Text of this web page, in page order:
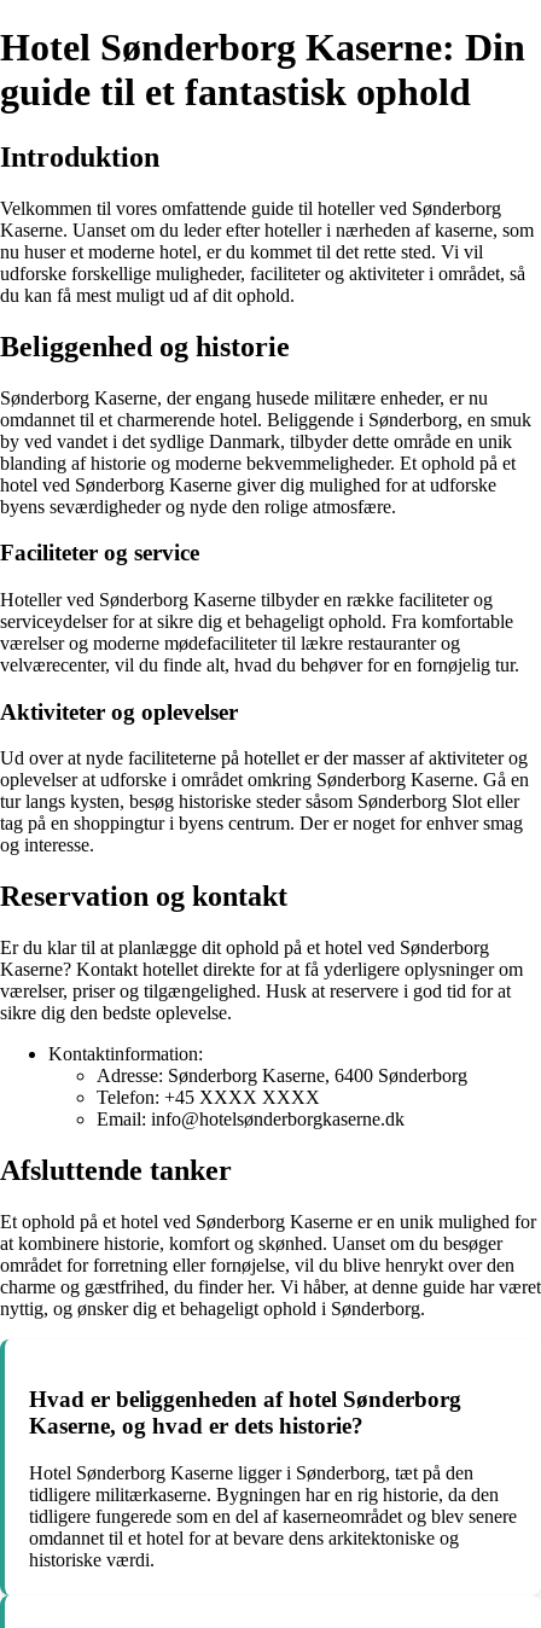
Hotel Sønderborg Kaserne: Din
guide til et fantastisk ophold
Introduktion
Velkommen til vores omfattende guide til hoteller ved Sønderborg
Kaserne. Uanset om du leder efter hoteller i nærheden af kaserne, som
nu huser et moderne hotel, er du kommet til det rette sted. Vi vil
udforske forskellige muligheder, faciliteter og aktiviteter i området, så
du kan få mest muligt ud af dit ophold.
Beliggenhed og historie
Sønderborg Kaserne, der engang husede militære enheder, er nu
omdannet til et charmerende hotel. Beliggende i Sønderborg, en smuk
by ved vandet i det sydlige Danmark, tilbyder dette område en unik
blanding af historie og moderne bekvemmeligheder. Et ophold på et
hotel ved Sønderborg Kaserne giver dig mulighed for at udforske
byens seværdigheder og nyde den rolige atmosfære.
Faciliteter og service
Hoteller ved Sønderborg Kaserne tilbyder en række faciliteter og
serviceydelser for at sikre dig et behageligt ophold. Fra komfortable
værelser og moderne mødefaciliteter til lækre restauranter og
velværecenter, vil du finde alt, hvad du behøver for en fornøjelig tur.
Aktiviteter og oplevelser
Ud over at nyde faciliteterne på hotellet er der masser af aktiviteter og
oplevelser at udforske i området omkring Sønderborg Kaserne. Gå en
tur langs kysten, besøg historiske steder såsom Sønderborg Slot eller
tag på en shoppingtur i byens centrum. Der er noget for enhver smag
og interesse.
Reservation og kontakt
Er du klar til at planlægge dit ophold på et hotel ved Sønderborg
Kaserne? Kontakt hotellet direkte for at få yderligere oplysninger om
værelser, priser og tilgængelighed. Husk at reservere i god tid for at
sikre dig den bedste oplevelse.
Kontaktinformation:
Adresse: Sønderborg Kaserne, 6400 Sønderborg
Telefon: +45 XXXX XXXX
Email: info@hotelsønderborgkaserne.dk
Afsluttende tanker
Et ophold på et hotel ved Sønderborg Kaserne er en unik mulighed for
at kombinere historie, komfort og skønhed. Uanset om du besøger
området for forretning eller fornøjelse, vil du blive henrykt over den
charme og gæstfrihed, du finder her. Vi håber, at denne guide har været
nyttig, og ønsker dig et behageligt ophold i Sønderborg.
Hvad er beliggenheden af hotel Sønderborg
Kaserne, og hvad er dets historie?
Hotel Sønderborg Kaserne ligger i Sønderborg, tæt på den
tidligere militærkaserne. Bygningen har en rig historie, da den
tidligere fungerede som en del af kaserneområdet og blev senere
omdannet til et hotel for at bevare dens arkitektoniske og
historiske værdi.